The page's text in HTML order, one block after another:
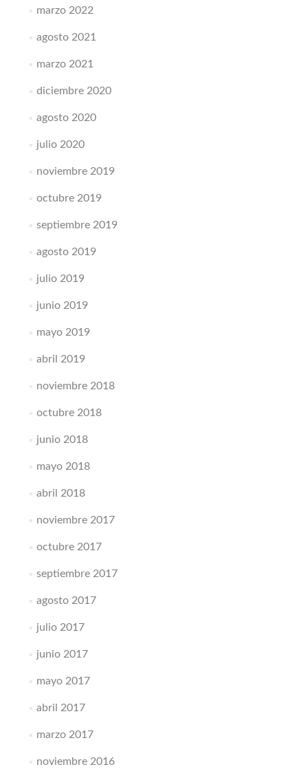
marzo 2022
agosto 2021
marzo 2021
diciembre 2020
agosto 2020
julio 2020
noviembre 2019
octubre 2019
septiembre 2019
agosto 2019
julio 2019
junio 2019
mayo 2019
abril 2019
noviembre 2018
octubre 2018
junio 2018
mayo 2018
abril 2018
noviembre 2017
octubre 2017
septiembre 2017
agosto 2017
julio 2017
junio 2017
mayo 2017
abril 2017
marzo 2017
noviembre 2016